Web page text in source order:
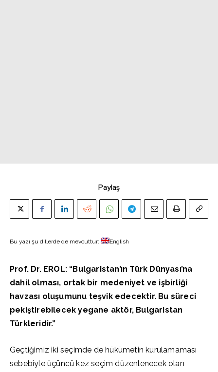
Paylaş
Bu yazı şu dillerde de mevcuttur: English
Prof. Dr. EROL: “Bulgaristan’ın Türk Dünyası’na
dahil olması, ortak bir medeniyet ve işbirliği
havzası oluşumunu teşvik edecektir. Bu süreci
pekiştirebilecek yegane aktör, Bulgaristan
Türkleridir.”
Geçtiğimiz iki seçimde de hükümetin kurulamaması
sebebiyle üçüncü kez seçim düzenlenecek olan